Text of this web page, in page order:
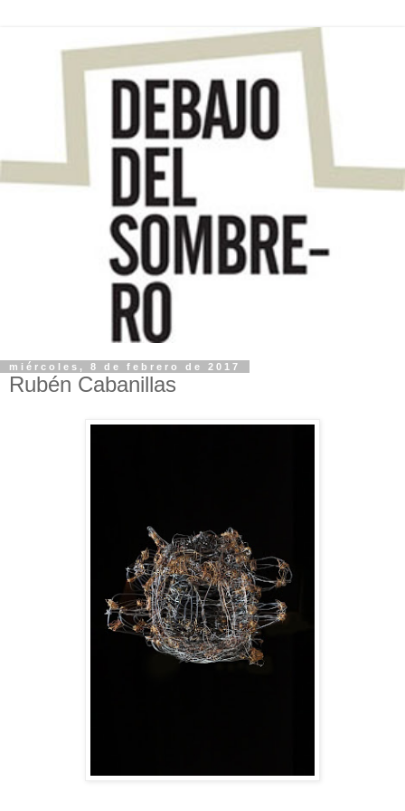
miércoles, 8 de febrero de 2017
Rubén Cabanillas